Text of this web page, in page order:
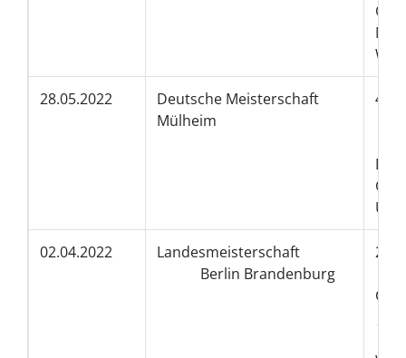
28.05.2022
Deutsche Meisterschaft
Mülheim
02.04.2022
Landesmeisterschaft
Berlin Brandenburg